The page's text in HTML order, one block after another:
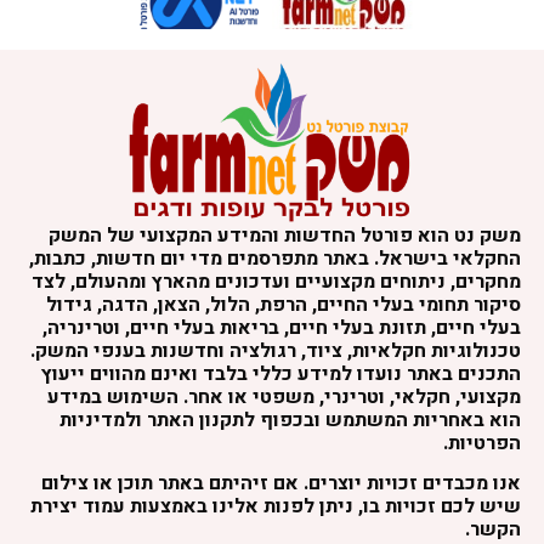
משק נט הוא פורטל החדשות והמידע המקצועי של המשק
החקלאי בישראל. באתר מתפרסמים מדי יום חדשות, כתבות,
מחקרים, ניתוחים מקצועיים ועדכונים מהארץ ומהעולם, לצד
סיקור תחומי בעלי החיים, הרפת, הלול, הצאן, הדגה, גידול
בעלי חיים, תזונת בעלי חיים, בריאות בעלי חיים, וטרינריה,
טכנולוגיות חקלאיות, ציוד, רגולציה וחדשנות בענפי המשק.
התכנים באתר נועדו למידע כללי בלבד ואינם מהווים ייעוץ
מקצועי, חקלאי, וטרינרי, משפטי או אחר. השימוש במידע
הוא באחריות המשתמש ובכפוף לתקנון האתר ולמדיניות
הפרטיות.
אנו מכבדים זכויות יוצרים. אם זיהיתם באתר תוכן או צילום
שיש לכם זכויות בו, ניתן לפנות אלינו באמצעות עמוד יצירת
הקשר.